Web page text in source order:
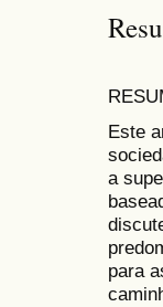
Este
a
para